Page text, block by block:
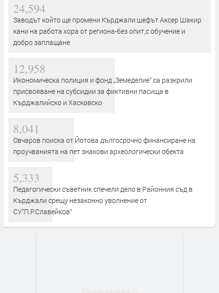
24,594
Заводът който ще промени Кърджали:шефът Аксер Шакир
кани на работа хора от региона-без опит,с обучение и
добро заплащане
12,958
Икономическа полиция и фонд „Земеделие“ са разкрили
присвояване на субсидии за фиктивни пасища в
Кърджалийско и Хасковско
8,041
Овчаров поиска от Йотова дългосрочно финансиране на
проучванията на пет знакови археологически обекта
5,333
Педагогически съветник спечели дело в Районния съд в
Кърджали срещу незаконно уволнение от
СУ“П.Р.Славейков“